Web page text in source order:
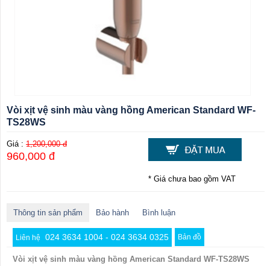
Vòi xịt vệ sinh màu vàng hồng American Standard WF-
TS28WS
Giá : 1,200,000 đ
960,000 đ
* Giá chưa bao gồm VAT
Thông tin sản phẩm Bảo hành Bình luận
Liên hệ 024 3634 1004 - 024 3634 0325 Bản đồ
Vòi xịt vệ sinh màu vàng hồng American Standard WF-TS28WS